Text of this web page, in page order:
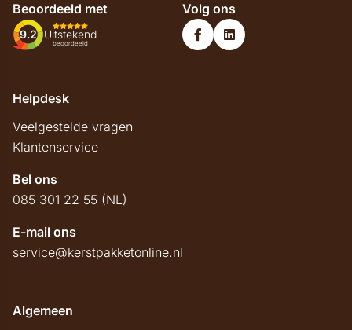
Beoordeeld met
9.2 Uitstekend
beoordeeld
Volg ons
Helpdesk
Veelgestelde vragen
Klantenservice
Bel ons
085 301 22 55 (NL)
E-mail ons
service@kerstpakketonline.nl
Algemeen